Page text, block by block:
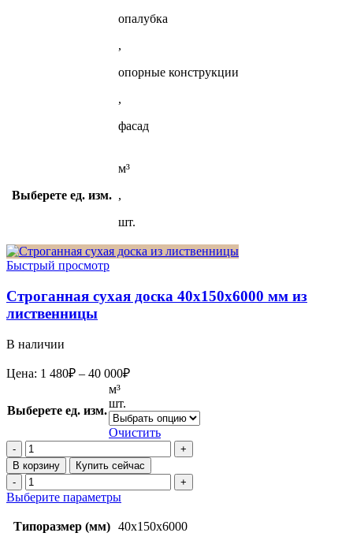
опалубка
,
опорные конструкции
,
фасад
Выберете ед. изм.
м³
,
шт.
Быстрый просмотр
Строганная сухая доска 40x150x6000 мм из
лиственницы
В наличии
Цена: 1 480₽ – 40 000₽Диапазон
480₽
–
40
000₽
Выберете ед. изм.
м³
шт.
Очистить
Количество
товара
Строганная
сухая
доска
мм
В корзину Купить сейчас
Количество
товара
Строганная
сухая
доска
Выберите параметрыЭтот
имеет
Типоразмер (мм) 40x150x6000